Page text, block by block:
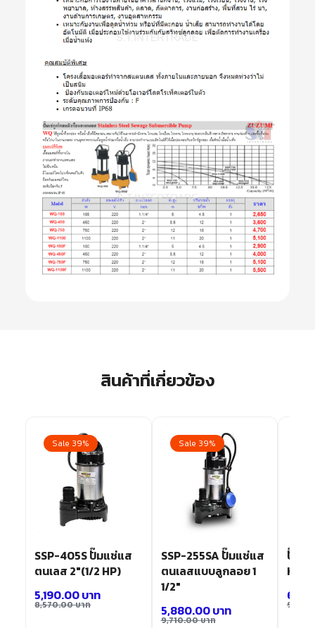
สินค้าที่เกี่ยวข้อง
Sale 39%
SSP-405S ปั๊มแช่แส
ตนเลส 2″(1/2 HP)
8,570.00บาท
5,190.00บาท
Sale 39%
SSP-255SA ปั๊มแช่แส
ตนเลสแบบลูกลอย 1
1/2″
9,710.00บาท
5,880.00บาท
ปั๊มจุ่
KBZ